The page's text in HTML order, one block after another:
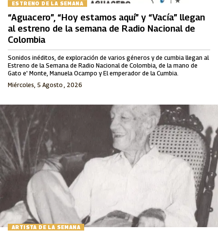
ESTRENO DE LA SEMANA
“Aguacero”, “Hoy estamos aquí” y “Vacía” llegan
al estreno de la semana de Radio Nacional de
Colombia
Sonidos inéditos, de exploración de varios géneros y de cumbia llegan al
Estreno de la Semana de Radio Nacional de Colombia, de la mano de
Gato e' Monte, Manuela Ocampo y El emperador de la Cumbia.
Miércoles, 5 Agosto , 2026
ARTISTA DE LA SEMANA